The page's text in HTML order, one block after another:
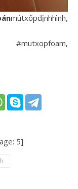
mútxốpđịnhhình,
5]